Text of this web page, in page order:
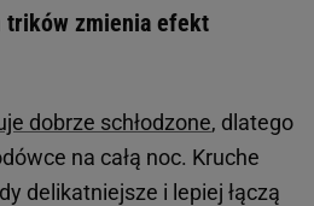
trików zmienia efekt
dobrze schłodzone, dlatego
na całą noc. Kruche
delikatniejsze i lepiej łączą